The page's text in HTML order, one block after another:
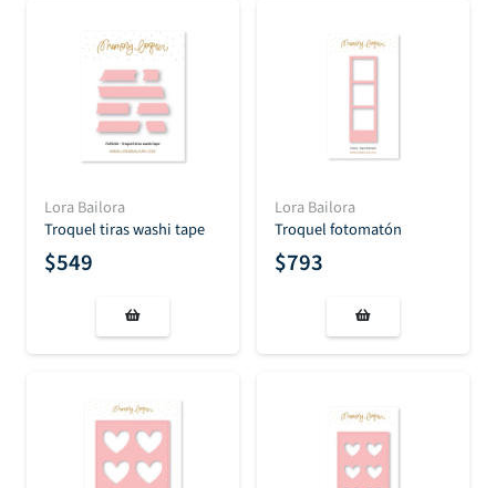
Lora Bailora
Troquel tiras washi tape
$549
Lora Bailora
Troquel fotomatón
$793